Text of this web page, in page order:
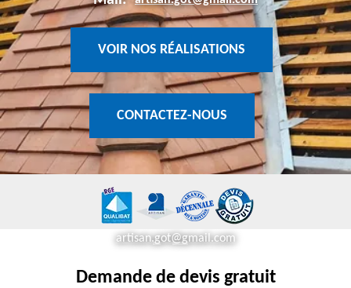
VOIR NOS RÉALISATIONS
CONTACTEZ-NOUS
artisan.got@gmail.com
Demande de devis gratuit